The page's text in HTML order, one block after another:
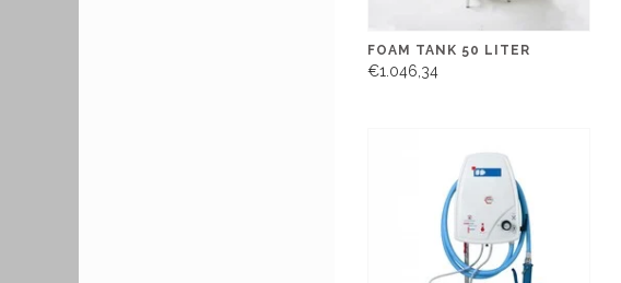
FOAM TANK 50 LITER
€1.046,34